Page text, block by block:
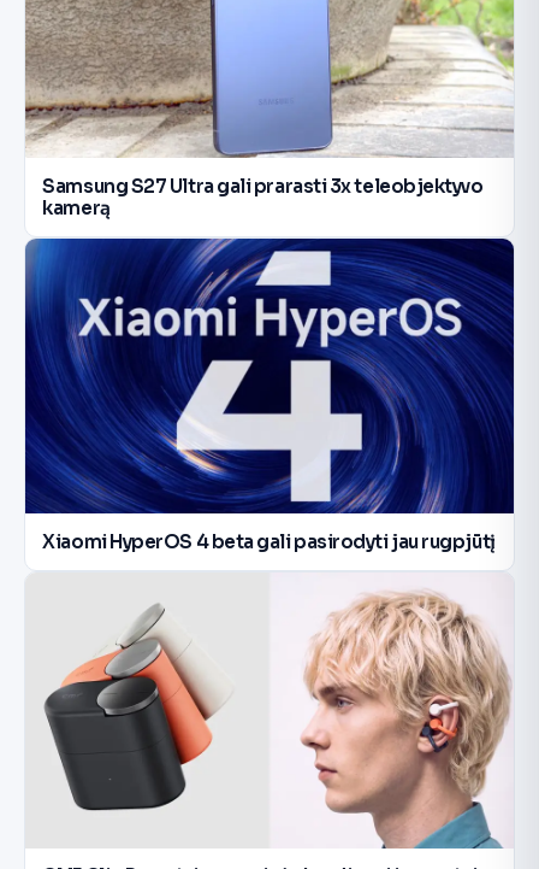
Samsung S27 Ultra gali prarasti 3x teleobjektyvo
kamerą
Xiaomi HyperOS 4 beta gali pasirodyti jau rugpjūtį